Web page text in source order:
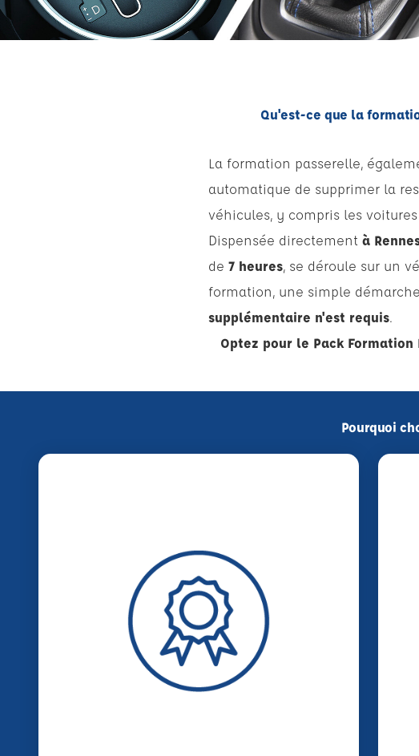
Qu'est-ce que la
La formation passerelle,
automatique de supprimer la
véhicules, y compris les
Dispensée directement à
de 7 heures, se déroule sur un
formation, une simple
supplémentaire n'est requis.
Optez pour le Pack
Pourquoi